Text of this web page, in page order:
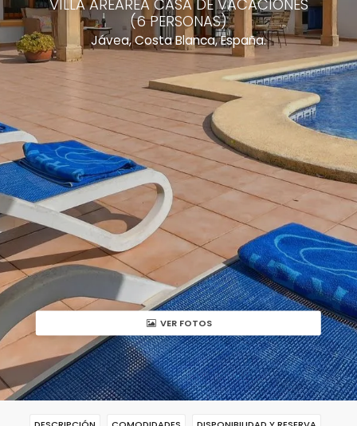
VILLA AREAREA CASA DE VACACIONES
(6 PERSONAS)
Jávea, Costa Blanca, España.
VER FOTOS